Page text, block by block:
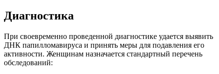
Диагностика
При своевременно проведенной диагностике удается выявить
ДНК папилломавируса и принять меры для подавления его
активности. Женщинам назначается стандартный перечень
обследований: